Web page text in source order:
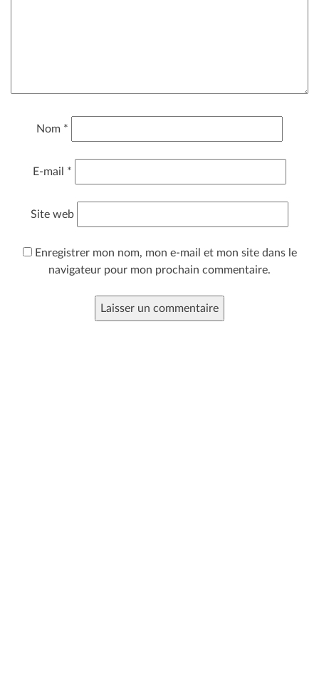
Nom *
E-mail *
Site web
Enregistrer mon nom, mon e-mail et mon site dans le
navigateur pour mon prochain commentaire.